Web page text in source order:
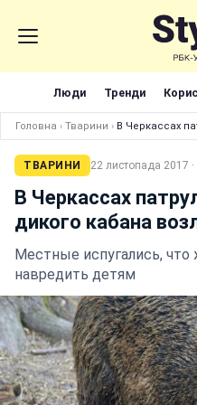
Люди Тренди
Головна › Тварини › В Черкассах
ТВАРИНИ 22 листопада 2017 ·
В Черкассах
дикого кабана
Местные испугались,
навредить детям